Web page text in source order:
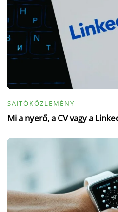
SAJTÓKÖZLEMÉNY
Mi a nyerő, a CV vagy a